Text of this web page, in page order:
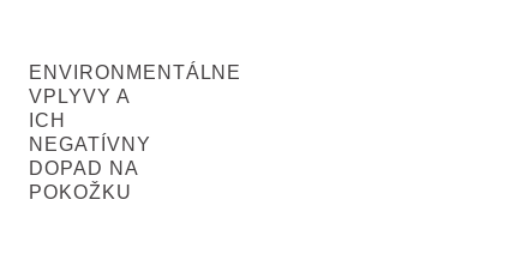
ENVIRONMENTÁLNE
VPLYVY A
ICH
NEGATÍVNY
DOPAD NA
POKOŽKU